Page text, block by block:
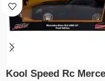
Kool Speed Rc